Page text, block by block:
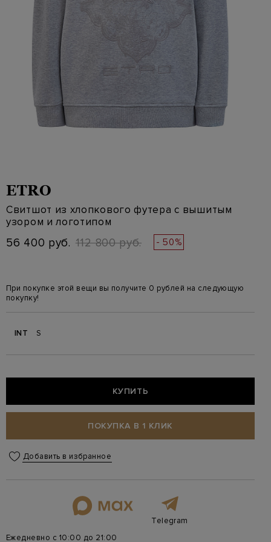
ETRO
Свитшот из хлопкового футера с вышитым
узором и логотипом
56 400 руб. 112 800 руб. - 50%
При покупке этой вещи вы получите 0 рублей на следующую
покупку!
INT S
КУПИТЬ
ПОКУПКА В 1 КЛИК
Добавить в избранное
Telegram
Ежедневно с 10:00 до 21:00